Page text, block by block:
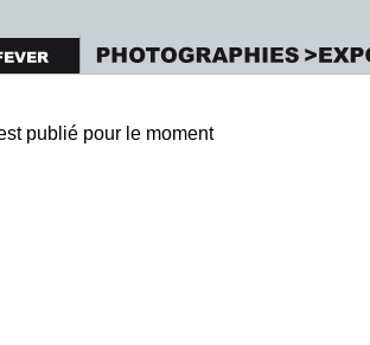
publié pour le moment